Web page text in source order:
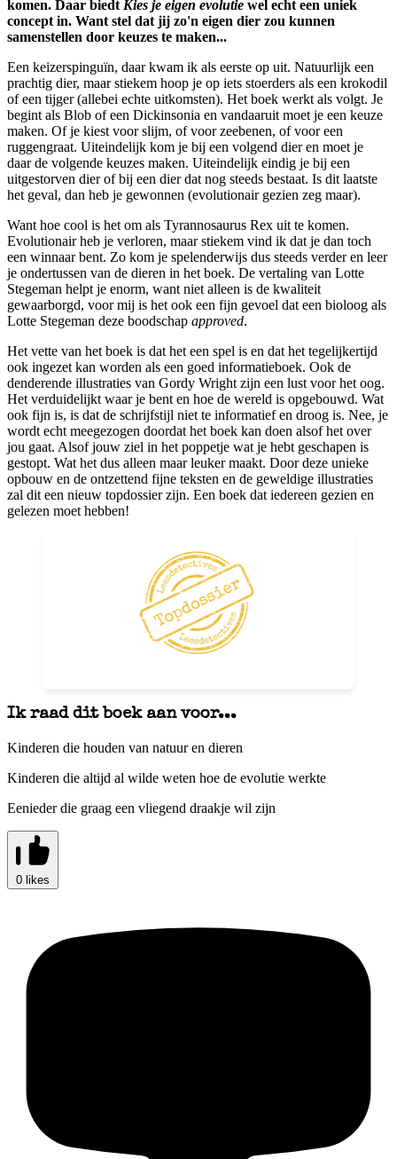
komen. Daar biedtKies je eigen evolutie wel echt een uniek
concept in. Want stel dat jij zo'n eigen dier zou kunnen
samenstellen door keuzes te maken...
Een keizerspinguïn, daar kwam ik als eerste op uit. Natuurlijk een
prachtig dier, maar stiekem hoop je op iets stoerders als een krokodil
of een tijger (allebei echte uitkomsten). Het boek werkt als volgt. Je
begint als Blob of een Dickinsonia en vandaaruit moet je een keuze
maken. Of je kiest voor slijm, of voor zeebenen, of voor een
ruggengraat. Uiteindelijk kom je bij een volgend dier en moet je
daar de volgende keuzes maken. Uiteindelijk eindig je bij een
uitgestorven dier of bij een dier dat nog steeds bestaat. Is dit laatste
het geval, dan heb je gewonnen (evolutionair gezien zeg maar).
Want hoe cool is het om als Tyrannosaurus Rex uit te komen.
Evolutionair heb je verloren, maar stiekem vind ik dat je dan toch
een winnaar bent. Zo kom je spelenderwijs dus steeds verder en leer
je ondertussen van de dieren in het boek. De vertaling van Lotte
Stegeman helpt je enorm, want niet alleen is de kwaliteit
gewaarborgd, voor mij is het ook een fijn gevoel dat een bioloog als
Lotte Stegeman deze boodschap approved.
Het vette van het boek is dat het een spel is en dat het tegelijkertijd
ook ingezet kan worden als een goed informatieboek. Ook de
denderende illustraties van Gordy Wright zijn een lust voor het oog.
Het verduidelijkt waar je bent en hoe de wereld is opgebouwd. Wat
ook fijn is, is dat de schrijfstijl niet te informatief en droog is. Nee, je
wordt echt meegezogen doordat het boek kan doen alsof het over
jou gaat. Alsof jouw ziel in het poppetje wat je hebt geschapen is
gestopt. Wat het dus alleen maar leuker maakt. Door deze unieke
opbouw en de ontzettend fijne teksten en de geweldige illustraties
zal dit een nieuw topdossier zijn. Een boek dat iedereen gezien en
gelezen moet hebben!
Ik raad dit boek aan voor...
Kinderen die houden van natuur en dieren
Kinderen die altijd al wilde weten hoe de evolutie werkte
Eenieder die graag een vliegend draakje wil zijn
0 likes